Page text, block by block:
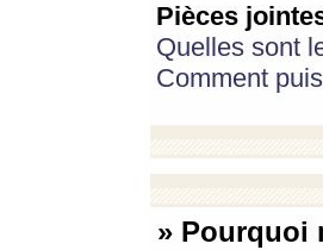
Pièces
Quelles sont
Comment
» Pourquoi